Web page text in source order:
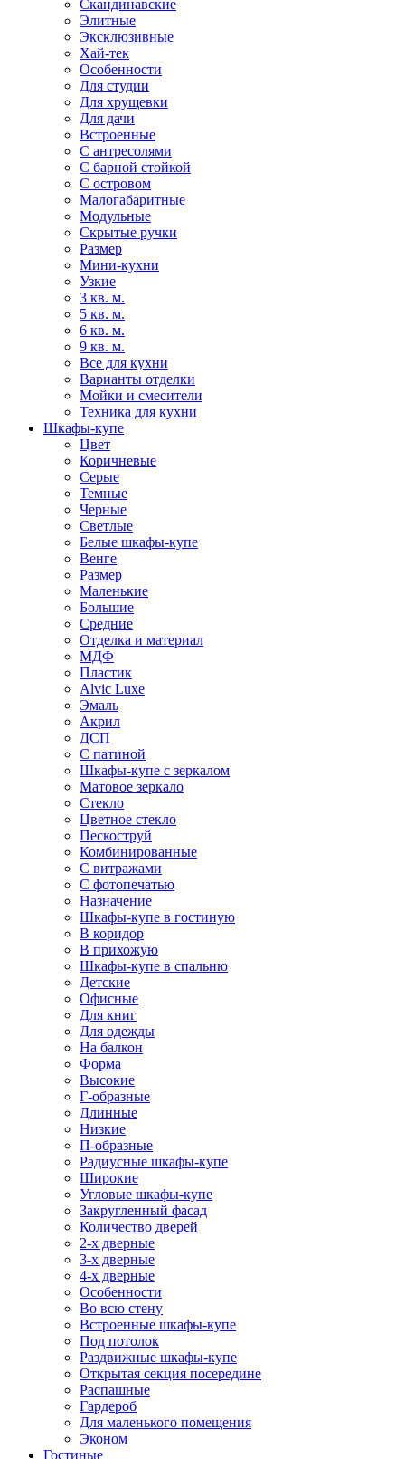
Скандинавские
Элитные
Эксклюзивные
Хай-тек
Особенности
Для студии
Для хрущевки
Для дачи
Встроенные
С антресолями
С барной стойкой
С островом
Малогабаритные
Модульные
Скрытые ручки
Размер
Мини-кухни
Узкие
3 кв. м.
5 кв. м.
6 кв. м.
9 кв. м.
Все для кухни
Варианты отделки
Мойки и смесители
Техника для кухни
Шкафы-купе
Цвет
Коричневые
Серые
Темные
Черные
Светлые
Белые шкафы-купе
Венге
Размер
Маленькие
Большие
Средние
Отделка и материал
МДФ
Пластик
Alvic Luxe
Эмаль
Акрил
ДСП
С патиной
Шкафы-купе с зеркалом
Матовое зеркало
Стекло
Цветное стекло
Пескоструй
Комбинированные
С витражами
С фотопечатью
Назначение
Шкафы-купе в гостиную
В коридор
В прихожую
Шкафы-купе в спальню
Детские
Офисные
Для книг
Для одежды
На балкон
Форма
Высокие
Г-образные
Длинные
Низкие
П-образные
Радиусные шкафы-купе
Широкие
Угловые шкафы-купе
Закругленный фасад
Количество дверей
2-х дверные
3-х дверные
4-х дверные
Особенности
Во всю стену
Встроенные шкафы-купе
Под потолок
Раздвижные шкафы-купе
Открытая секция посередине
Распашные
Гардероб
Для маленького помещения
Эконом
Гостиные